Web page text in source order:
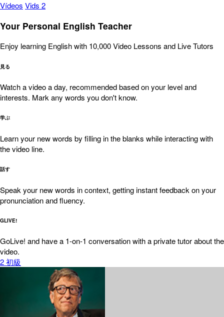
Vídeos Vids 2
Your Personal English Teacher
Enjoy learning English with 10,000 Video Lessons and Live Tutors
見る
Watch a video a day, recommended based on your level and
interests. Mark any words you don't know.
学ぶ
Learn your new words by filling in the blanks while interacting with
the video line.
話す
Speak your new words in context, getting instant feedback on your
pronunciation and fluency.
GLIVE!
GoLive! and have a 1-on-1 conversation with a private tutor about the
video.
2初級